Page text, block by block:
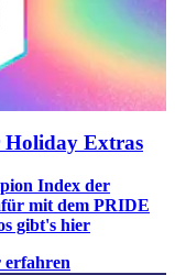
Holiday Extras
Index der
mit dem PRIDE
gibt's hier
erfahren